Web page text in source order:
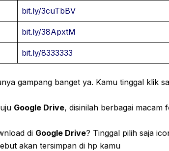
bit.ly/3cuTbBV
bit.ly/38ApxtM
bit.ly/8333333
gampang banget ya. Kamu tinggal klik
Google Drive, disinilah berbagai macam
di Google Drive? Tinggal pilih saja
akan tersimpan di hp kamu